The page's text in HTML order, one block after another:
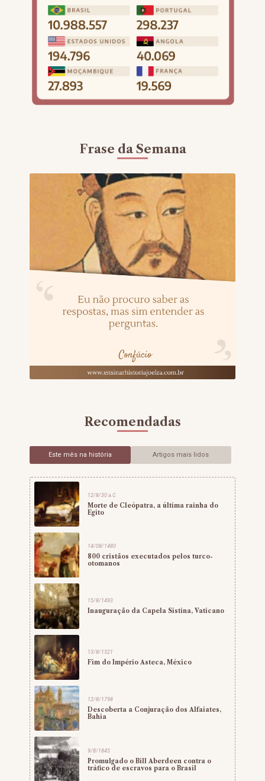
Frase da Semana
Recomendadas
Este mês na história Artigos mais lidos
12/8/30 a.C
Morte de Cleópatra, a última rainha do
Egito
14/08/1480
800 cristãos executados pelos turco-
otomanos
15/8/1493
Inauguração da Capela Sistina, Vaticano
13/8/1521
Fim do Império Asteca, México
12/8/1798
Descoberta a Conjuração dos Alfaiates,
Bahia
9/8/1845
Promulgado o Bill Aberdeen contra o
tráfico de escravos para o Brasil